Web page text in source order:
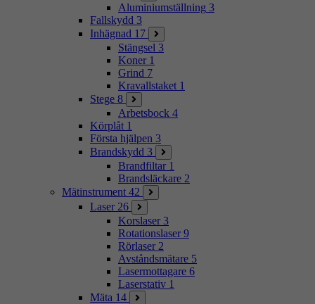
Aluminiumställning 3
Fallskydd 3
Inhägnad 17
Stängsel 3
Koner 1
Grind 7
Kravallstaket 1
Stege 8
Arbetsbock 4
Körplåt 1
Första hjälpen 3
Brandskydd 3
Brandfiltar 1
Brandsläckare 2
Mätinstrument 42
Laser 26
Korslaser 3
Rotationslaser 9
Rörlaser 2
Avståndsmätare 5
Lasermottagare 6
Laserstativ 1
Mäta 14